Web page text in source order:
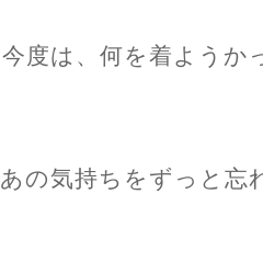
今度は、何を着ようか
あの気持ちをずっと忘